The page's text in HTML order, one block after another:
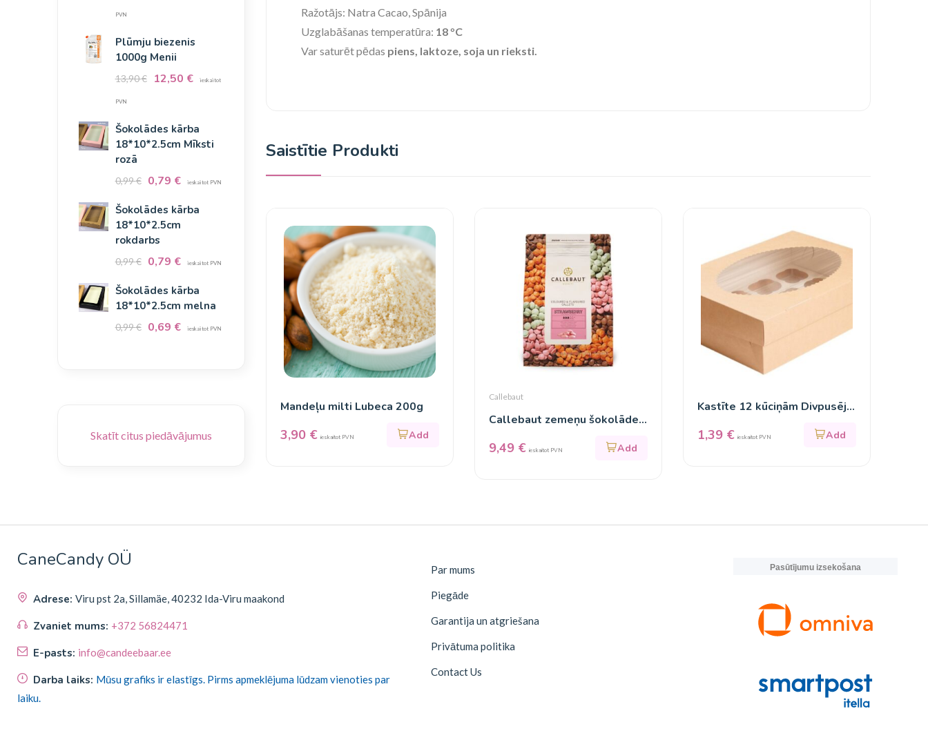
Ražotājs: Natra Cacao, Spānija
Uzglabāšanas temperatūra: 18°C
Var saturēt pēdas piens, laktoze, soja un rieksti.
Saistītie Produkti
Mandeļu milti Lubeca 200g
3,90 € ieskaitot PVN
Callebaut
Callebaut zemeņu šokolāde
9,49 € ieskaitot PVN
Kastīte 12 kūciņām Divpusēja
1,39 € ieskaitot PVN
PVN
Plūmju biezenis
1000g Menii
13,90€ 12,50 € ieskaitot
PVN
Šokolādes kārba
18*10*2.5cm Mīksti
rozā
0,99€ 0,79 € ieskaitot PVN
Šokolādes kārba
18*10*2.5cm
rokdarbs
0,99€ 0,79 € ieskaitot PVN
Šokolādes kārba
18*10*2.5cm melna
0,99€ 0,69 € ieskaitot PVN
Skatīt citus piedāvājumus
CaneCandy OÜ
Adrese: Viru pst 2a, Sillamäe, 40232 Ida-Viru maakond
Zvaniet mums: +372 56824471
E-pasts: info@candeebaar.ee
Darba laiks: Mūsu grafiks ir elastīgs. Pirms apmeklējuma lūdzam vienoties par
laiku.
Par mums
Piegāde
Garantija un atgriešana
Privātuma politika
Contact Us
Pasūtījumu izsekošana